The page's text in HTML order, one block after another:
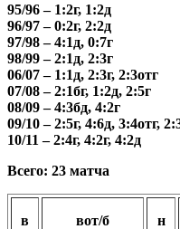
95/96 – 1:2г, 1:2д
96/97 – 0:2г, 2:2д
97/98 – 4:1д, 0:7г
98/99 – 2:1д, 2:3г
06/07 – 1:1д, 2:3г, 2:3отг
07/08 – 2:1бг, 1:2д, 2:5г
08/09 – 4:3бд, 4:2г
09/10 – 2:5г, 4:6д, 3:4отг,
10/11 – 2:4г, 4:2г, 4:2д
Всего: 23 матча
в вот/б н